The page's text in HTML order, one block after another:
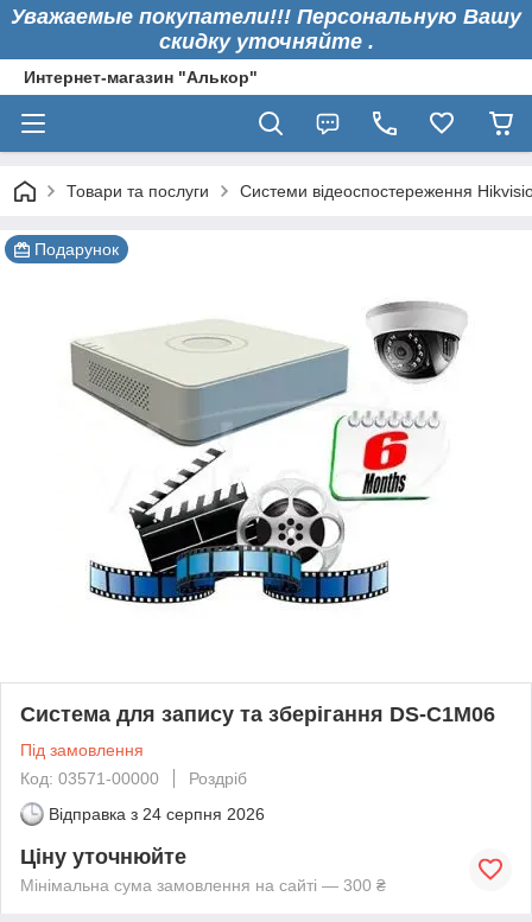
Уважаемые покупатели!!! Персональную Вашу
скидку уточняйте .
Интернет-магазин "Алькор"
Товари та послуги Системи відеоспостереження
Подарунок
Система для запису та зберігання DS-C1M06
Під замовлення
Код: 03571-00000
Роздріб
Відправка з 24 серпня 2026
Ціну уточнюйте
Мінімальна сума замовлення на сайті — 300 ₴